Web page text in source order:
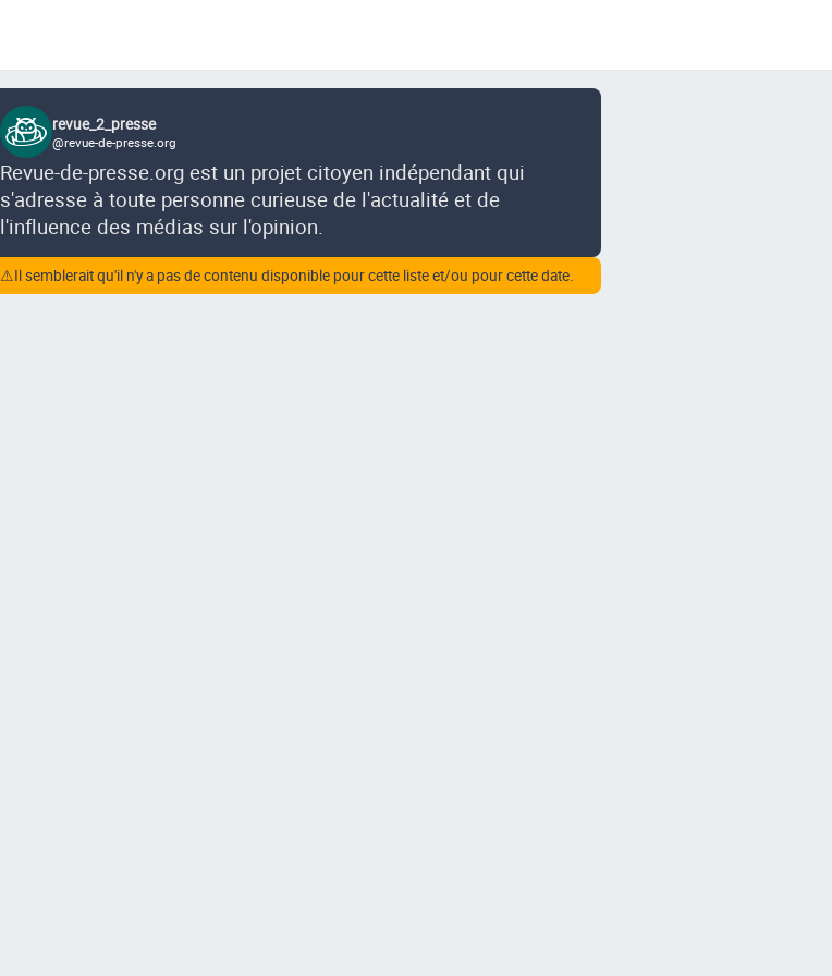
revue_2_presse
@revue-de-presse.org
Revue-de-presse.org est un projet citoyen indépendant qui
s'adresse à toute personne curieuse de l'actualité et de
l'influence des médias sur l'opinion.
⚠Il semblerait qu'il n'y a pas de contenu disponible pour cette liste et/ou pour cette date.